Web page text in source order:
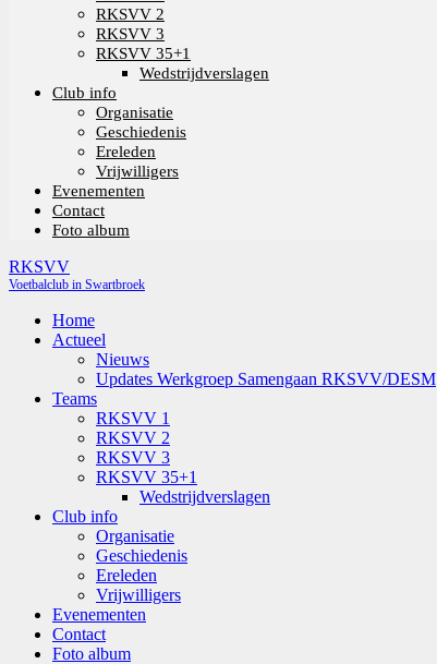
RKSVV 2
RKSVV 3
RKSVV 35+1
Wedstrijdverslagen
Club info
Organisatie
Geschiedenis
Ereleden
Vrijwilligers
Evenementen
Contact
Foto album
RKSVV
Voetbalclub in Swartbroek
Home
Actueel
Nieuws
Updates Werkgroep Samengaan RKSVV/DESM
Teams
RKSVV 1
RKSVV 2
RKSVV 3
RKSVV 35+1
Wedstrijdverslagen
Club info
Organisatie
Geschiedenis
Ereleden
Vrijwilligers
Evenementen
Contact
Foto album